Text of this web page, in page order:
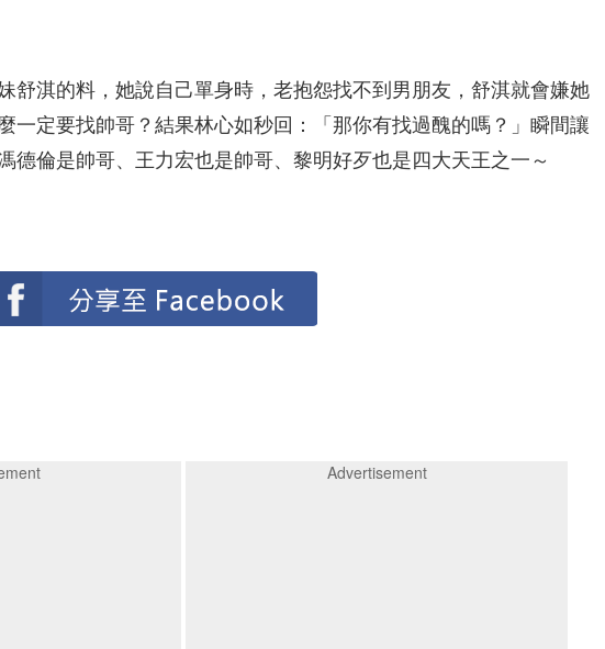
舒淇的料，她說自己單身時，老抱怨找不到男朋友，舒淇就會嫌她
一定要找帥哥？結果林心如秒回：「那你有找過醜的嗎？」瞬間讓
德倫是帥哥、王力宏也是帥哥、黎明好歹也是四大天王之一～
Advertisement